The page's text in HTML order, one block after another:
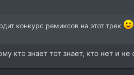
конкурс ремиксов на этот трек
кто знает тот знает, кто нет и не